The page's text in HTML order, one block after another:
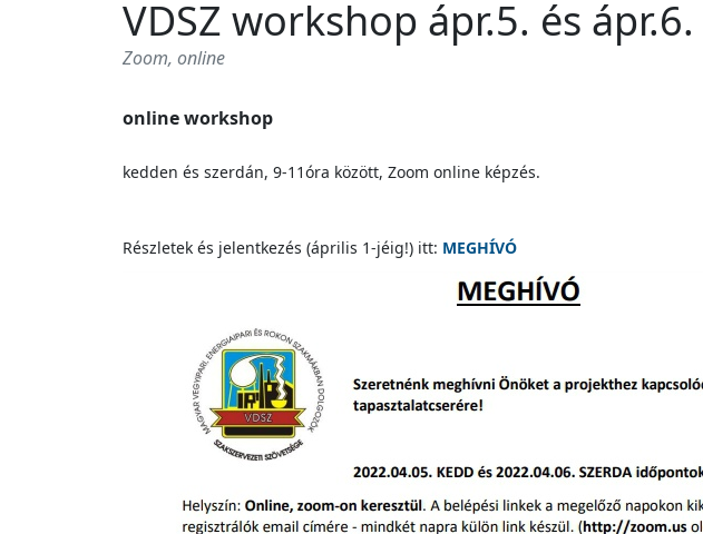
VDSZ workshop ápr.5. és ápr.6.
Zoom, online
online workshop
kedden és szerdán, 9-11óra között, Zoom online képzés.
Részletek és jelentkezés (április 1-jéig!) itt: MEGHÍVÓ